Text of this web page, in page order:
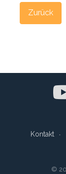
Zurück
Kontakt
©